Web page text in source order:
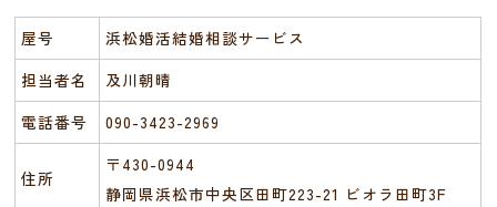
屋号
浜松婚活結婚相談サービス
担当者名
及川朝晴
電話番号
090-3423-2969
住所
〒430-0944
静岡県浜松市中央区田町223-21 ビオラ田町3F